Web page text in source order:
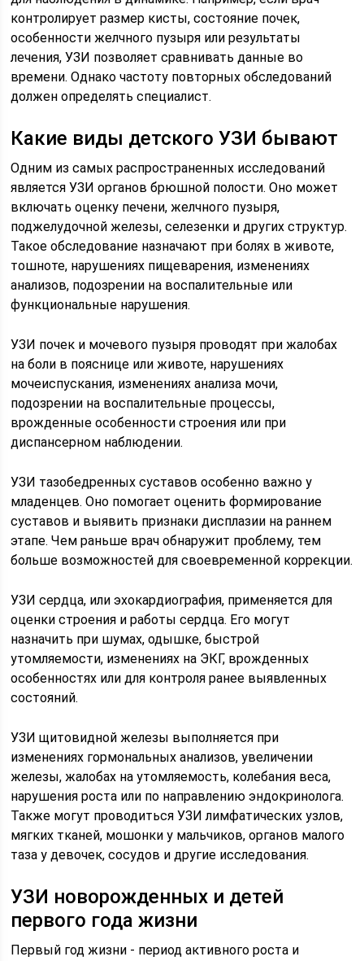
контролирует размер кисты, состояние почек,
особенности желчного пузыря или результаты
лечения, УЗИ позволяет сравнивать данные во
времени. Однако частоту повторных обследований
должен определять специалист.
Какие виды детского УЗИ бывают
Одним из самых распространенных исследований
является УЗИ органов брюшной полости. Оно может
включать оценку печени, желчного пузыря,
поджелудочной железы, селезенки и других структур.
Такое обследование назначают при болях в животе,
тошноте, нарушениях пищеварения, изменениях
анализов, подозрении на воспалительные или
функциональные нарушения.
УЗИ почек и мочевого пузыря проводят при жалобах
на боли в пояснице или животе, нарушениях
мочеиспускания, изменениях анализа мочи,
подозрении на воспалительные процессы,
врожденные особенности строения или при
диспансерном наблюдении.
УЗИ тазобедренных суставов особенно важно у
младенцев. Оно помогает оценить формирование
суставов и выявить признаки дисплазии на раннем
этапе. Чем раньше врач обнаружит проблему, тем
больше возможностей для своевременной коррекции.
УЗИ сердца, или эхокардиография, применяется для
оценки строения и работы сердца. Его могут
назначить при шумах, одышке, быстрой
утомляемости, изменениях на ЭКГ, врожденных
особенностях или для контроля ранее выявленных
состояний.
УЗИ щитовидной железы выполняется при
изменениях гормональных анализов, увеличении
железы, жалобах на утомляемость, колебания веса,
нарушения роста или по направлению эндокринолога.
Также могут проводиться УЗИ лимфатических узлов,
мягких тканей, мошонки у мальчиков, органов малого
таза у девочек, сосудов и другие исследования.
УЗИ новорожденных и детей
первого года жизни
Первый год жизни - период активного роста и